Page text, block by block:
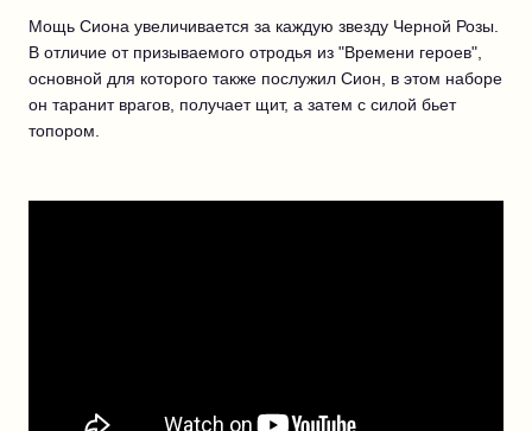
Мощь Сиона увеличивается за каждую звезду Черной Розы.
В отличие от призываемого отродья из "Времени героев",
основной для которого также послужил Сион, в этом наборе
он таранит врагов, получает щит, а затем с силой бьет
топором.